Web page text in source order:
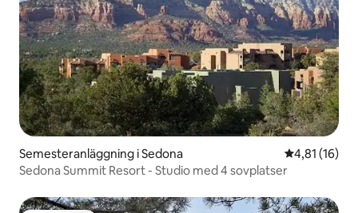
Semesteranläggning i Sedona 4,81 av 5 i
4,81 (16)
Sedona Summit Resort - Studio med 4 sovplatser